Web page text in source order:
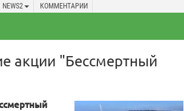
КОММЕНТАРИИ
акции "Бессмертный